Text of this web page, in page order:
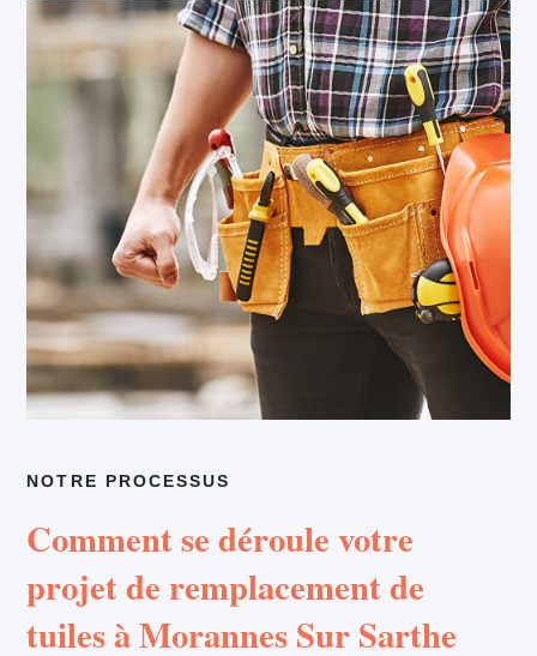
NOTRE PROCESSUS
Comment se déroule votre
projet de remplacement de
tuiles à Morannes Sur Sarthe